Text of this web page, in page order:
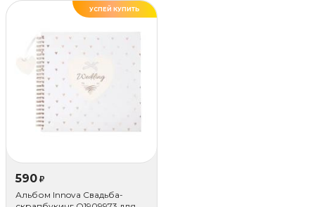
УСПЕЙ КУПИТЬ
590 ₽
Альбом Innova Свадьба-